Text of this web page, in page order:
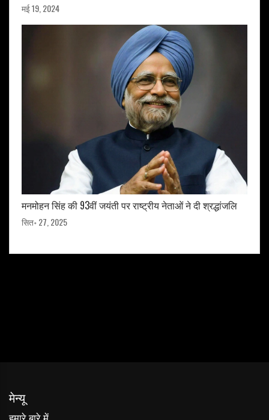
मई 19, 2024
मनमोहन सिंह की 93वीं जयंती पर राष्ट्रीय नेताओं ने दी श्रद्धांजलि
सित॰ 27, 2025
मेन्यू